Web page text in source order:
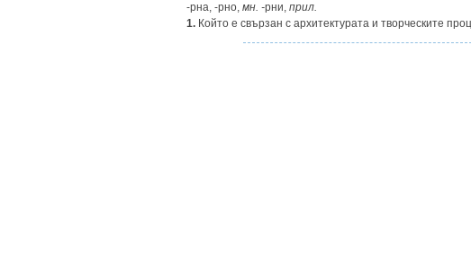
‑рна, ‑рно, мн. ‑рни, прил.
1. Който е свързан с архитектурата и творческите